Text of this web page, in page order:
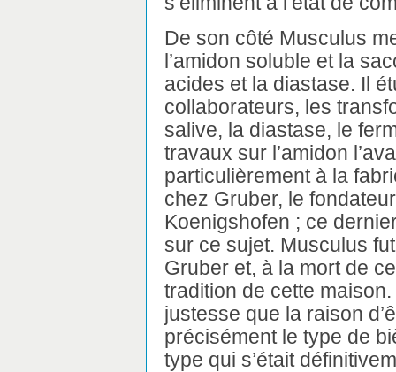
De son côté Musculus
l’amidon soluble et la
acides et la diastase. Il
collaborateurs, les
salive, la diastase, le
travaux sur l’amidon
particulièrement à la
chez Gruber, le
Koenigshofen ; ce
sur ce sujet. Musculus
Gruber et, à la mort de
tradition de cette
justesse que la raison
précisément le type de
type qui s’était